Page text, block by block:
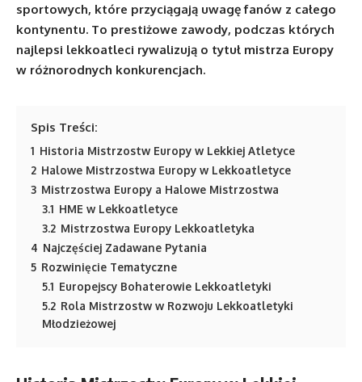
sportowych, które przyciągają uwagę fanów z całego
kontynentu. To prestiżowe zawody, podczas których
najlepsi lekkoatleci rywalizują o tytuł mistrza Europy
w różnorodnych konkurencjach.
Spis Treści:
1 Historia Mistrzostw Europy w Lekkiej Atletyce
2 Halowe Mistrzostwa Europy w Lekkoatletyce
3 Mistrzostwa Europy a Halowe Mistrzostwa
3.1 HME w Lekkoatletyce
3.2 Mistrzostwa Europy Lekkoatletyka
4 Najczęściej Zadawane Pytania
5 Rozwinięcie Tematyczne
5.1 Europejscy Bohaterowie Lekkoatletyki
5.2 Rola Mistrzostw w Rozwoju Lekkoatletyki
Młodzieżowej